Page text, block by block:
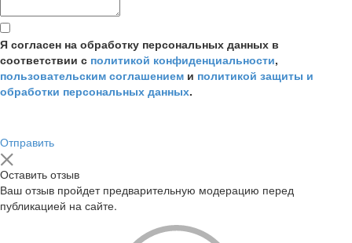
Я согласен на обработку персональных данных в
соответствии с политикой конфиденциальности,
пользовательским соглашением и политикой защиты и
обработки персональных данных.
Отправить
Оставить отзыв
Ваш отзыв пройдет предварительную модерацию перед
публикацией на сайте.